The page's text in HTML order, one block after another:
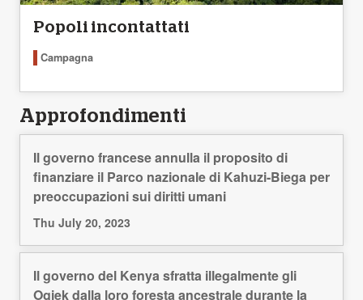
Popoli incontattati
Campagna
Approfondimenti
Il governo francese annulla il proposito di
finanziare il Parco nazionale di Kahuzi-Biega per
preoccupazioni sui diritti umani
Thu July 20, 2023
Il governo del Kenya sfratta illegalmente gli
Ogiek dalla loro foresta ancestrale durante la